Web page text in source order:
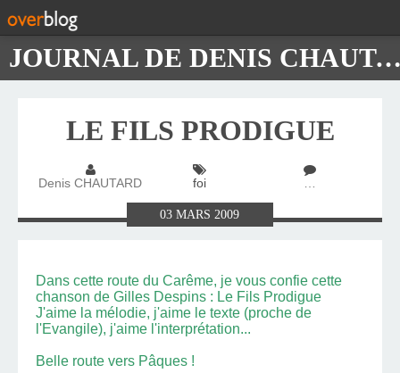
JOURNAL DE DENIS
LE FILS PRODIGUE
Denis CHAUTARD foi …
03MARS2009
Dans cette route du Carême, je vous confie cette
chanson de Gilles Despins : Le Fils Prodigue
J'aime la mélodie, j'aime le texte (proche de
l'Evangile), j'aime l'interprétation...
Belle route vers Pâques !